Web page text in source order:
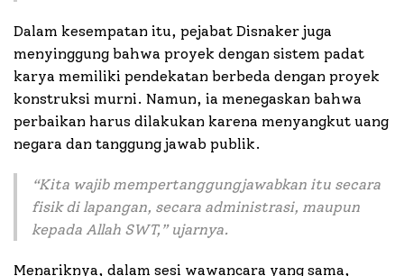
Dalam kesempatan itu, pejabat Disnaker juga
menyinggung bahwa proyek dengan sistem padat
karya memiliki pendekatan berbeda dengan proyek
konstruksi murni. Namun, ia menegaskan bahwa
perbaikan harus dilakukan karena menyangkut uang
negara dan tanggung jawab publik.
“Kita wajib mempertanggungjawabkan itu secara
fisik di lapangan, secara administrasi, maupun
kepada Allah SWT,” ujarnya.
Menariknya, dalam sesi wawancara yang sama,